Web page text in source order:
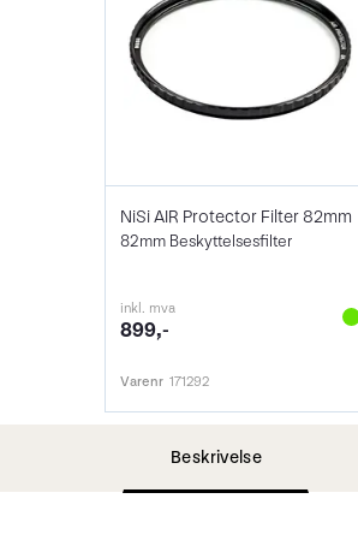
NiSi AIR Protector Filter 82mm
82mm Beskyttelsesfilter
inkl. mva
899,-
Varenr 171292
Beskrivelse